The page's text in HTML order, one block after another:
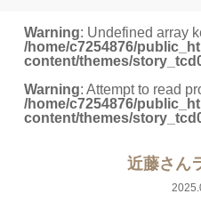
Warning: Undefined array
/home/c7254876/
content/themes/
Warning: Attempt to read
/home/c7254876/
content/themes/
近藤さん